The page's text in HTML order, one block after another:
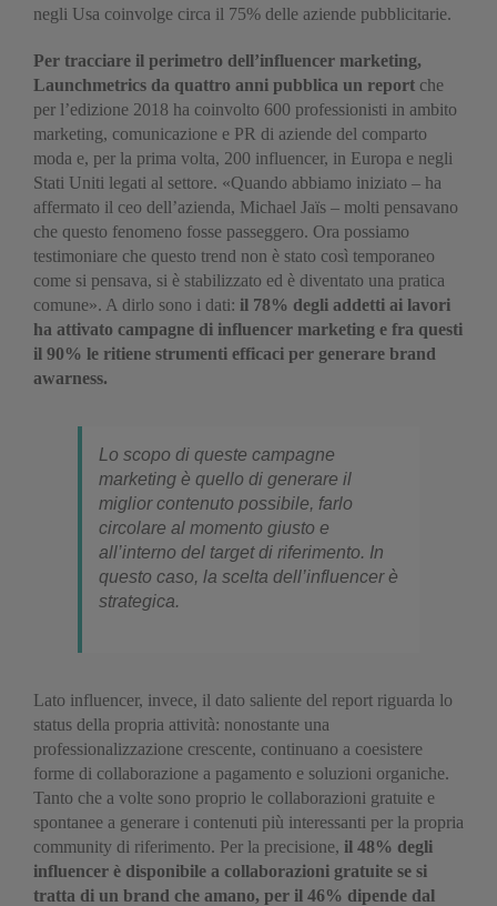
negli Usa coinvolge circa il 75% delle aziende pubblicitarie.
Per tracciare il perimetro dell’influencer marketing,
Launchmetrics da quattro anni pubblica un report che
per l’edizione 2018 ha coinvolto 600 professionisti in ambito
marketing, comunicazione e PR di aziende del comparto
moda e, per la prima volta, 200 influencer, in Europa e negli
Stati Uniti legati al settore. «Quando abbiamo iniziato – ha
affermato il ceo dell’azienda, Michael Jaïs – molti pensavano
che questo fenomeno fosse passeggero. Ora possiamo
testimoniare che questo trend non è stato così temporaneo
come si pensava, si è stabilizzato ed è diventato una pratica
comune». A dirlo sono i dati: il 78% degli addetti ai lavori
ha attivato campagne di influencer marketing e fra questi
il 90% le ritiene strumenti efficaci per generare brand
awarness.
Lo scopo di queste campagne
marketing è quello di generare il
miglior contenuto possibile, farlo
circolare al momento giusto e
all’interno del target di riferimento. In
questo caso, la scelta dell’influencer è
strategica.
Lato influencer, invece, il dato saliente del report riguarda lo
status della propria attività: nonostante una
professionalizzazione crescente, continuano a coesistere
forme di collaborazione a pagamento e soluzioni organiche.
Tanto che a volte sono proprio le collaborazioni gratuite e
spontanee a generare i contenuti più interessanti per la propria
community di riferimento. Per la precisione, il 48% degli
influencer è disponibile a collaborazioni gratuite se si
tratta di un brand che amano, per il 46% dipende dal